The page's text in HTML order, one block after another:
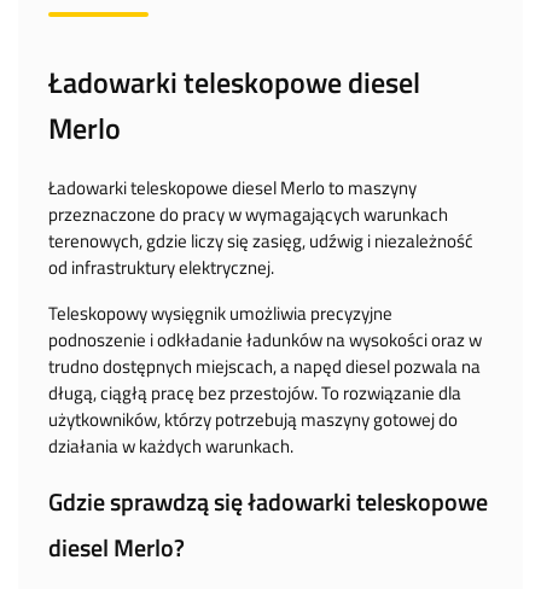
Ładowarki teleskopowe diesel
Merlo
Ładowarki teleskopowe diesel Merlo to maszyny
przeznaczone do pracy w wymagających warunkach
terenowych, gdzie liczy się zasięg, udźwig i niezależność
od infrastruktury elektrycznej.
Teleskopowy wysięgnik umożliwia precyzyjne
podnoszenie i odkładanie ładunków na wysokości oraz w
trudno dostępnych miejscach, a napęd diesel pozwala na
długą, ciągłą pracę bez przestojów. To rozwiązanie dla
użytkowników, którzy potrzebują maszyny gotowej do
działania w każdych warunkach.
Gdzie sprawdzą się ładowarki teleskopowe
diesel Merlo?